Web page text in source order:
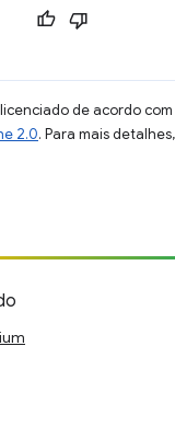
de acordo com
2.0. Para mais